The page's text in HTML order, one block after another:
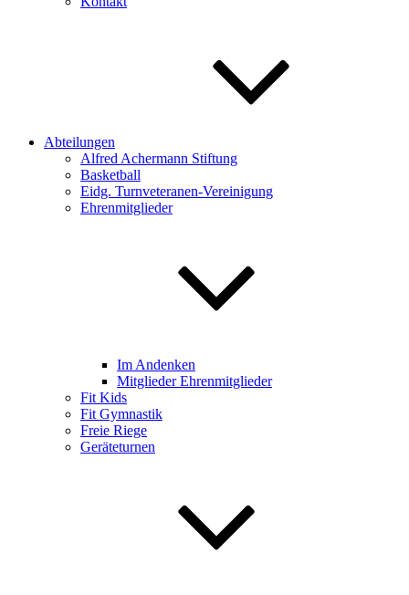
Abteilungen
Alfred Achermann Stiftung
Basketball
Eidg. Turnveteranen-Vereinigung
Ehrenmitglieder
Im Andenken
Mitglieder Ehrenmitglieder
Fit Kids
Fit Gymnastik
Freie Riege
Geräteturnen